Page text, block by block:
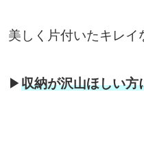
美しく片付いたキレイ
▶収納が沢山ほしい方